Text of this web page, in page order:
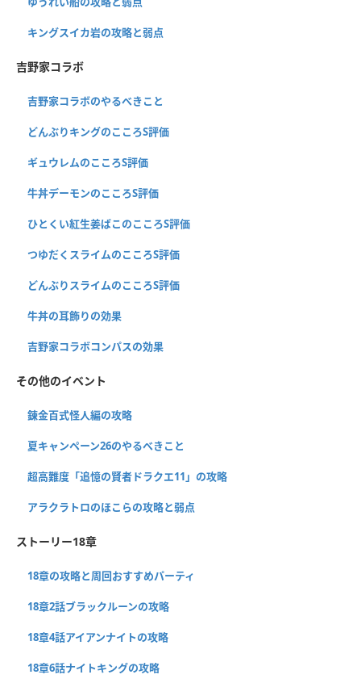
キングスイカ岩の攻略と弱点
吉野家コラボ
吉野家コラボのやるべきこと
どんぶりキングのこころS評価
ギュウレムのこころS評価
牛丼デーモンのこころS評価
ひとくい紅生姜ばこのこころS評価
つゆだくスライムのこころS評価
どんぶりスライムのこころS評価
牛丼の耳飾りの効果
吉野家コラボコンパスの効果
その他のイベント
錬金百式怪人編の攻略
夏キャンペーン26のやるべきこと
超高難度「追憶の賢者ドラクエ11」の攻略
アラクラトロのほこらの攻略と弱点
ストーリー18章
18章の攻略と周回おすすめパーティ
18章2話ブラックルーンの攻略
18章4話アイアンナイトの攻略
18章6話ナイトキングの攻略